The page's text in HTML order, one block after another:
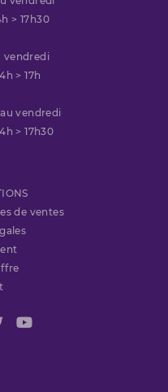
> 17h30
vendredi
> 17h
vendredi
> 17h30
de ventes